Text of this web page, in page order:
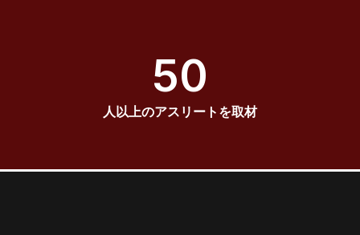
50
人以上のアスリートを取材